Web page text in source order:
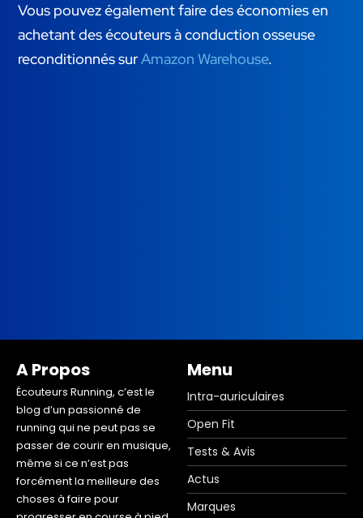
Vous pouvez également faire des économies en
achetant des écouteurs à conduction osseuse
reconditionnés surAmazon Warehouse.
A Propos
Écouteurs Running, c’est le
blog d’un passionné de
running qui ne peut pas se
passer de courir en musique,
même si ce n’est pas
forcément la meilleure des
choses à faire pour
Menu
Intra-auriculaires
Open Fit
Tests & Avis
Actus
Marques